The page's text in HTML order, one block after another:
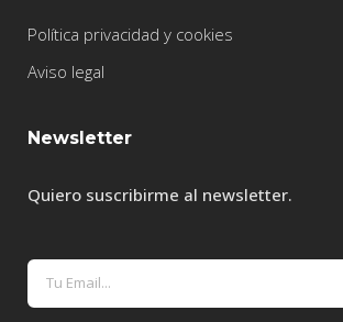
Política privacidad y cookies
Aviso legal
Newsletter
Quiero suscribirme al newsletter.